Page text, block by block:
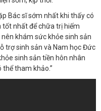
Bác sĩ sớm nhất khi thấy có
nhất để chữa trị hiếm
khám sức khỏe sinh sản
trợ sinh sản và Nam học Đức
sinh sản tiền hôn nhân
thể tham khảo.”